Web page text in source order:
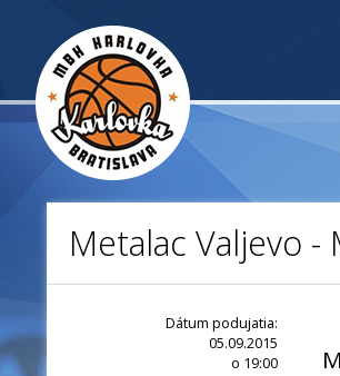
Metalac Valjevo -
Dátum podujatia:
05.09.2015
o 19:00